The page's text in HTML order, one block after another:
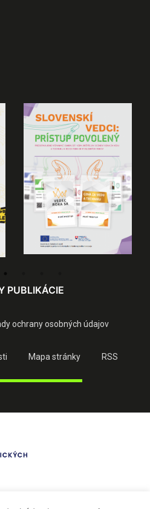
PUBLIKÁCIE
ochrany osobných údajov
Mapa stránky RSS